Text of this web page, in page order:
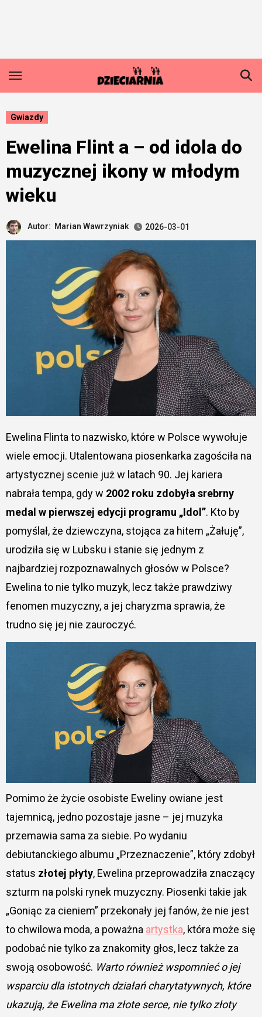
Gwiazdy
Ewelina Flint a – od idola do
muzycznej ikony w młodym
wieku
Autor: Marian Wawrzyniak 2026-03-01
Ewelina Flinta to nazwisko, które w Polsce wywołuje
wiele emocji. Utalentowana piosenkarka zagościła na
artystycznej scenie już w latach 90. Jej kariera
nabrała tempa, gdy w 2002 roku zdobyła srebrny
medal w pierwszej edycji programu „Idol”. Kto by
pomyślał, że dziewczyna, stojąca za hitem „Żałuję”,
urodziła się w Lubsku i stanie się jednym z
najbardziej rozpoznawalnych głosów w Polsce?
Ewelina to nie tylko muzyk, lecz także prawdziwy
fenomen muzyczny, a jej charyzma sprawia, że
trudno się jej nie zauroczyć.
Pomimo że życie osobiste Eweliny owiane jest
tajemnicą, jedno pozostaje jasne – jej muzyka
przemawia sama za siebie. Po wydaniu
debiutanckiego albumu „Przeznaczenie”, który zdobył
status złotej płyty, Ewelina przeprowadziła znaczący
szturm na polski rynek muzyczny. Piosenki takie jak
„Goniąc za cieniem” przekonały jej fanów, że nie jest
to chwilowa moda, a poważna artystka, która może się
podobać nie tylko za znakomity głos, lecz także za
swoją osobowość. Warto również wspomnieć o jej
wsparciu dla istotnych działań charytatywnych, które
ukazują, że Ewelina ma złote serce, nie tylko złoty